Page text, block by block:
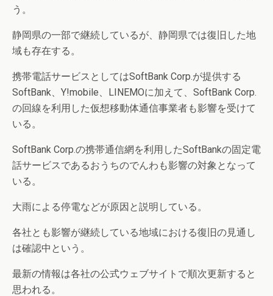
う。
静岡県の一部で継続しているが、静岡県では復旧した地
域も存在する。
携帯電話サービスとしてはSoftBank Corp.が提供する
SoftBank、Y!mobile、LINEMOに加えて、SoftBank Corp.
の回線を利用した仮想移動体通信事業者も影響を受けて
いる。
SoftBank Corp.の携帯通信網を利用したSoftBankの固定電
話サービスであるおうちのでんわも影響の対象となって
いる。
大雨による停電などが原因と説明している。
各社とも影響が継続している地域における復旧の見通し
は確認中という。
最新の情報は各社の公式ウェブサイトで順次更新すると
思われる。